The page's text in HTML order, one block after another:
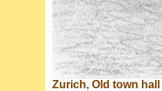
Zurich, Old town hall